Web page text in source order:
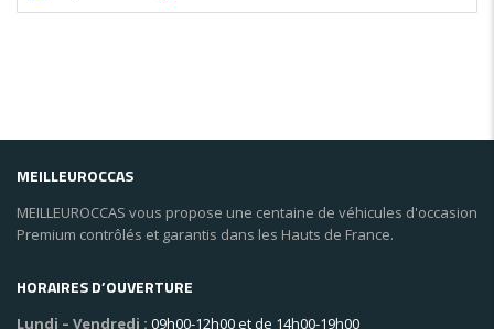
MEILLEUROCCAS
MEILLEUROCCAS vous propose une centaine de véhicules d'occasion
Premium contrôlés et garantis dans les Hauts de France.
HORAIRES D’OUVERTURE
Lundi – Vendredi : 09h00-12h00 et de 14h00-19h00